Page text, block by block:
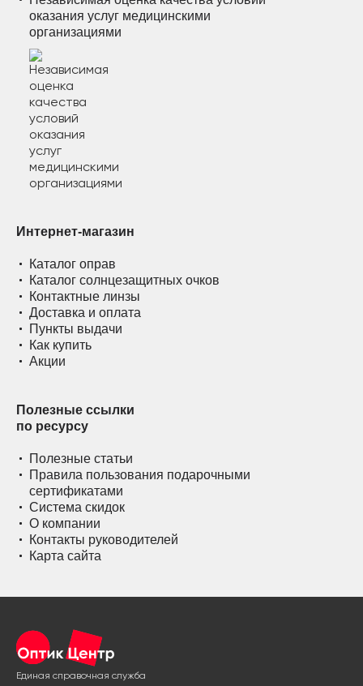
оказания услуг медицинскими
организациями
Интернет-магазин
Каталог оправ
Каталог солнцезащитных очков
Контактные линзы
Доставка и оплата
Пункты выдачи
Как купить
Акции
Полезные ссылки
по ресурсу
Полезные статьи
Правила пользования подарочными
сертификатами
Система скидок
О компании
Контакты руководителей
Карта сайта
Единая справочная служба